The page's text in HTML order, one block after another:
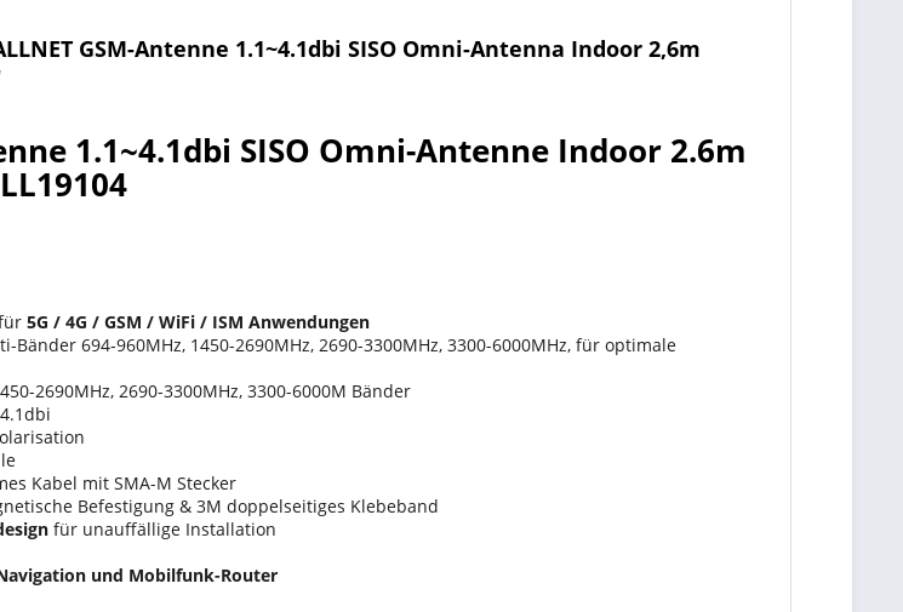
GSM-Antenne 1.1~4.1dbi SISO Omni-Antenna Indoor 2,6m
1.1~4.1dbi SISO Omni-Antenne Indoor 2.6m
5G / 4G / GSM / WiFi / ISM Anwendungen
694-960MHz, 1450-2690MHz, 2690-3300MHz, 3300-6000MHz, für optimale
2690MHz, 2690-3300MHz, 3300-6000M Bänder
Kabel mit SMA-M Stecker
Befestigung & 3M doppelseitiges Klebeband
für unauffällige Installation
und Mobilfunk-Router